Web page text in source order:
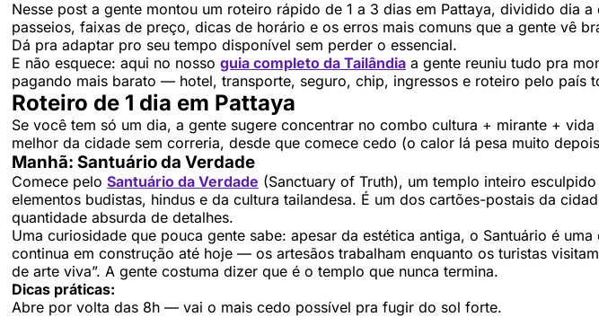
Nesse post a gente montou um roteiro rápido de 1 a 3 dias em Pattaya, dividido dia
passeios, faixas de preço, dicas de horário e os erros mais comuns que a gente vê
Dá pra adaptar pro seu tempo disponível sem perder o essencial.
E não esquece: aqui no nosso guia completo da Tailândia a gente reuniu tudo pra
pagando mais barato — hotel, transporte, seguro, chip, ingressos e roteiro pelo país
Roteiro de 1 dia em Pattaya
Se você tem só um dia, a gente sugere concentrar no combo cultura + mirante +
melhor da cidade sem correria, desde que comece cedo (o calor lá pesa muito
Manhã: Santuário da Verdade
Comece pelo Santuário da Verdade (Sanctuary of Truth), um templo inteiro
elementos budistas, hindus e da cultura tailandesa. É um dos cartões-postais da
quantidade absurda de detalhes.
Uma curiosidade que pouca gente sabe: apesar da estética antiga, o Santuário é
continua em construção até hoje — os artesãos trabalham enquanto os turistas
de arte viva”. A gente costuma dizer que é o templo que nunca termina.
Dicas práticas:
Abre por volta das 8h — vai o mais cedo possível pra fugir do sol forte.